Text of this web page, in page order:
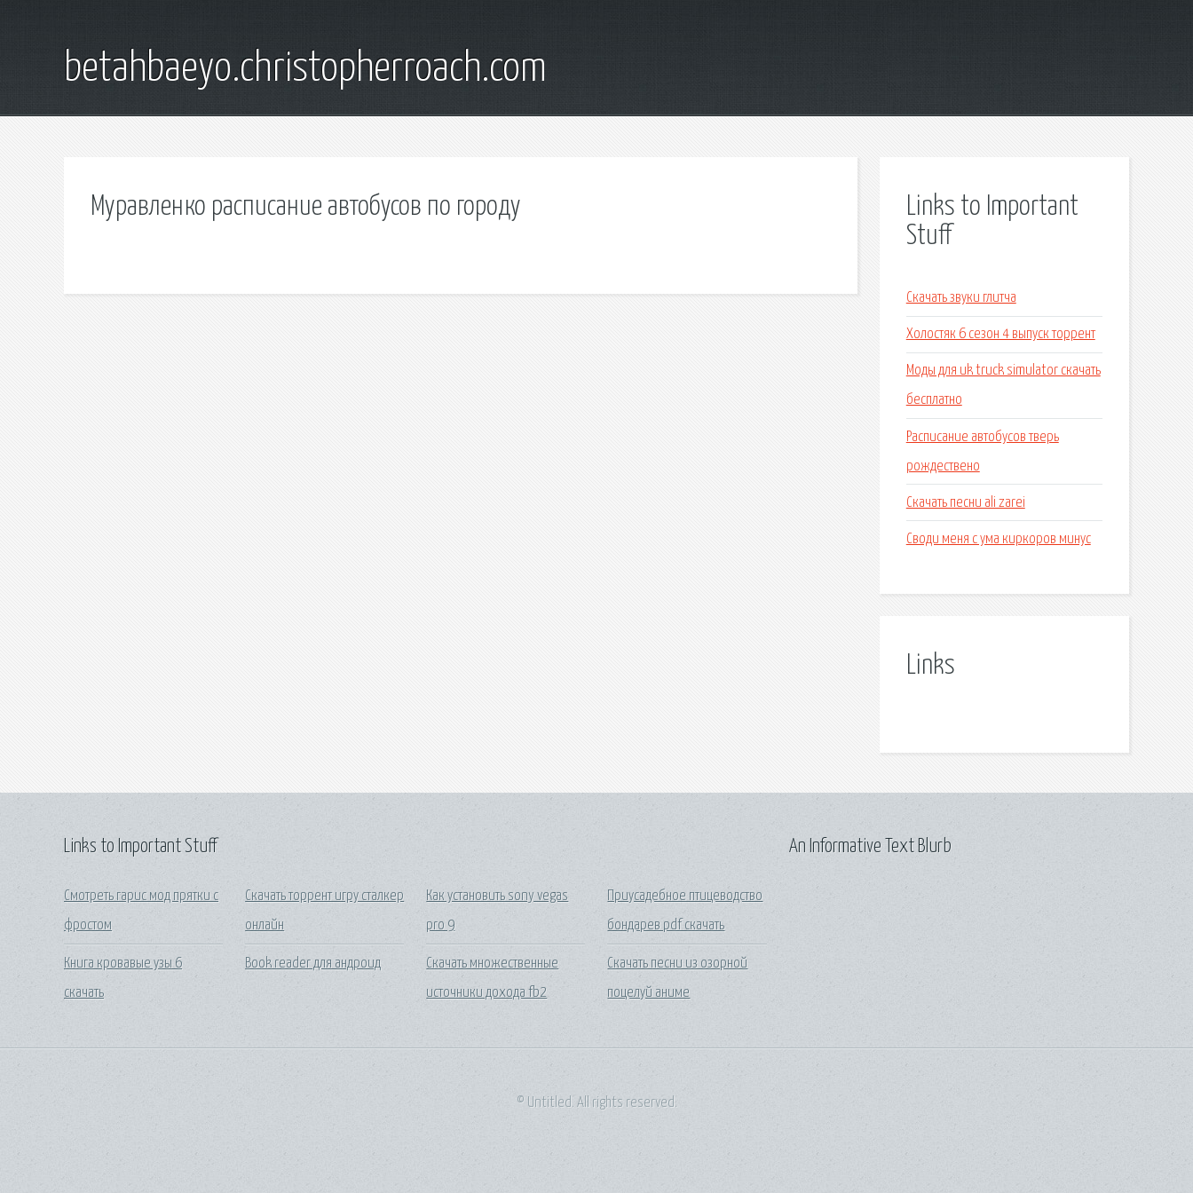
betahbaeyo.christopherroach.com
Муравленко расписание автобусов по городу
Links to Important
Stuff
Скачать звуки глитча
Холостяк 6 сезон 4 выпуск торрент
Моды для uk truck simulator скачать
бесплатно
Расписание автобусов тверь
рождествено
Скачать песни ali zarei
Своди меня с ума киркоров минус
Links
Links to Important Stuff
Смотреть гарис мод прятки с
фростом
Книга кровавые узы 6
скачать
Скачать торрент игру сталкер
онлайн
Book reader для андроид
Как установить sony vegas
pro 9
Скачать множественные
источники дохода fb2
Приусадебное птицеводство
бондарев pdf скачать
Скачать песни из озорной
поцелуй аниме
An Informative Text Blurb
© Untitled. All rights reserved.